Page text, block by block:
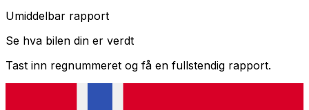
Umiddelbar rapport
Se hva bilen din er verdt
Tast inn regnummeret og få en fullstendig rapport.